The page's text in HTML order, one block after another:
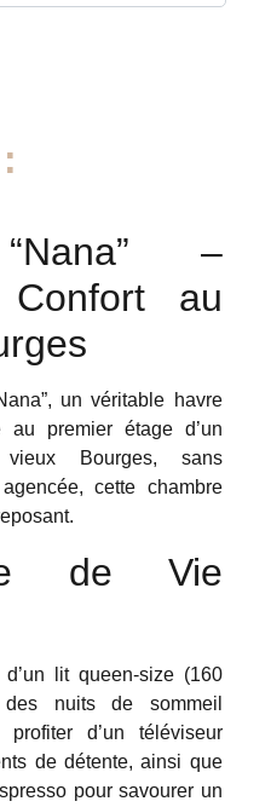
–
au
un véritable havre
premier étage d’un
Bourges, sans
cette chambre
de Vie
lit queen-size (160
nuits de sommeil
d’un téléviseur
de détente, ainsi que
pour savourer un